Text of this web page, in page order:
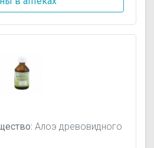
Алоэ древовидного